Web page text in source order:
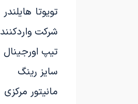
شرکت
تیپ اورجینال
سایز رینگ
مانیتور مرکزی